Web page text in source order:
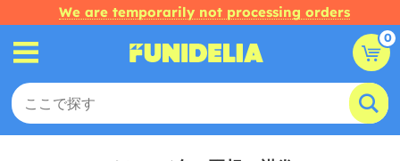
We are temporarily not processing orders
0